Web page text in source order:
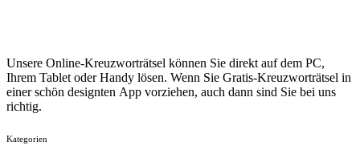
Unsere Online-Kreuzworträtsel können Sie direkt auf dem PC,
Ihrem Tablet oder Handy lösen. Wenn Sie Gratis-Kreuzworträtsel in
einer schön designten App vorziehen, auch dann sind Sie bei uns
richtig.
Kategorien